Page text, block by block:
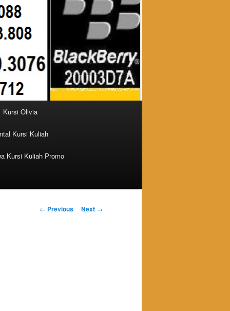
Kursi Olivia
Kursi Kuliah
Kursi Kuliah Promo
Post navigation
← Previous Next →